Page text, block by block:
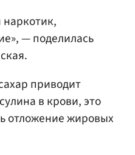
— поделилась
приводит
в крови, это
отложение жировых